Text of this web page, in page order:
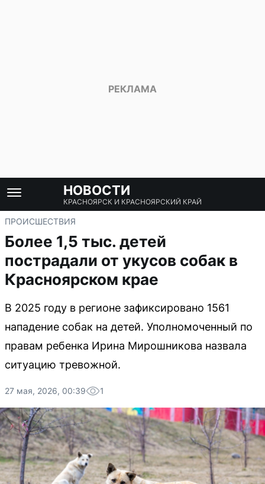
НОВОСТИ
КРАСНОЯРСК И КРАСНОЯРСКИЙ КРАЙ
ПРОИСШЕСТВИЯ
Более 1,5 тыс. детей
пострадали от укусов собак в
Красноярском крае
В 2025 году в регионе зафиксировано 1561
нападение собак на детей. Уполномоченный по
правам ребенка Ирина Мирошникова назвала
ситуацию тревожной.
27 мая, 2026, 00:39 1